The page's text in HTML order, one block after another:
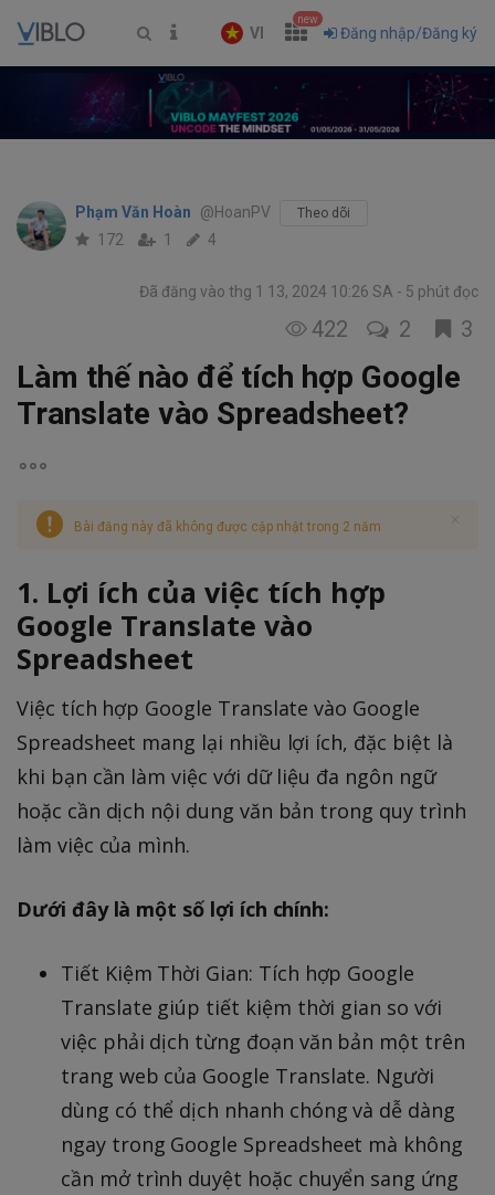
VI
new
Đăng nhập/Đăng ký
Phạm Văn Hoàn @HoanPV Theo dõi
172 1 4
Đã đăng vào thg 1 13, 2024 10:26 SA 5 phút đọc
422 2 3
Làm thế nào để tích hợp Google
Translate vào Spreadsheet?
Bài đăng này đã không được cập nhật trong 2 năm
1. Lợi ích của việc tích hợp
Google Translate vào
Spreadsheet
Việc tích hợp Google Translate vào Google
Spreadsheet mang lại nhiều lợi ích, đặc biệt là
khi bạn cần làm việc với dữ liệu đa ngôn ngữ
hoặc cần dịch nội dung văn bản trong quy trình
làm việc của mình.
Dưới đây là một số lợi ích chính:
Tiết Kiệm Thời Gian: Tích hợp Google
Translate giúp tiết kiệm thời gian so với
việc phải dịch từng đoạn văn bản một trên
trang web của Google Translate. Người
dùng có thể dịch nhanh chóng và dễ dàng
ngay trong Google Spreadsheet mà không
cần mở trình duyệt hoặc chuyển sang ứng